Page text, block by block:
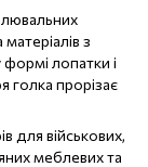
з
лопатки і
голка прорізає
для військових,
меблевих та